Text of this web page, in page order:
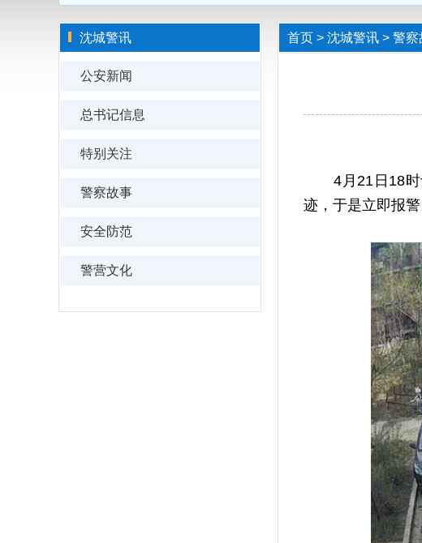
沈城警讯
公安新闻
总书记信息
特别关注
警察故事
安全防范
警营文化
首页 > 沈城警讯 > 警察
4月21日18时许
迹，于是立即报警